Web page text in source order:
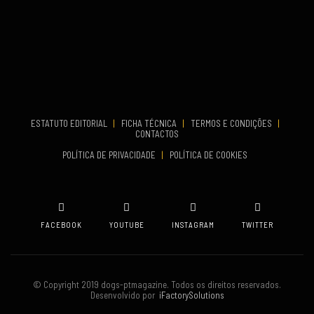
COMEÇA
ESTATUTO EDITORIAL | FICHA TÉCNICA | TERMOS E CONDIÇÕES
|
CONTACTOS
POLÍTICA DE PRIVACIDADE
| POLÍTICA DE COOKIES
FACEBOOK YOUTUBE INSTAGRAM TWITTER
© Copyright 2019 dogs-ptmagazine. Todos os direitos reservados.
Desenvolvido poriFactorySolutions